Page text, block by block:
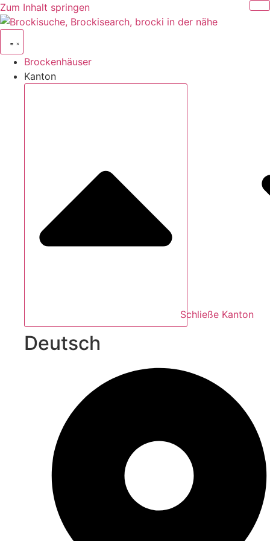
Zum Inhalt springen
Brockenhäuser
Kanton
Schließe Kanton
Deutsch